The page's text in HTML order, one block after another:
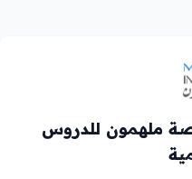
ملهمون للدروس